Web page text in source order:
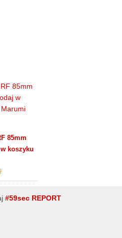
85mm
koszyku
#59sec REPORT